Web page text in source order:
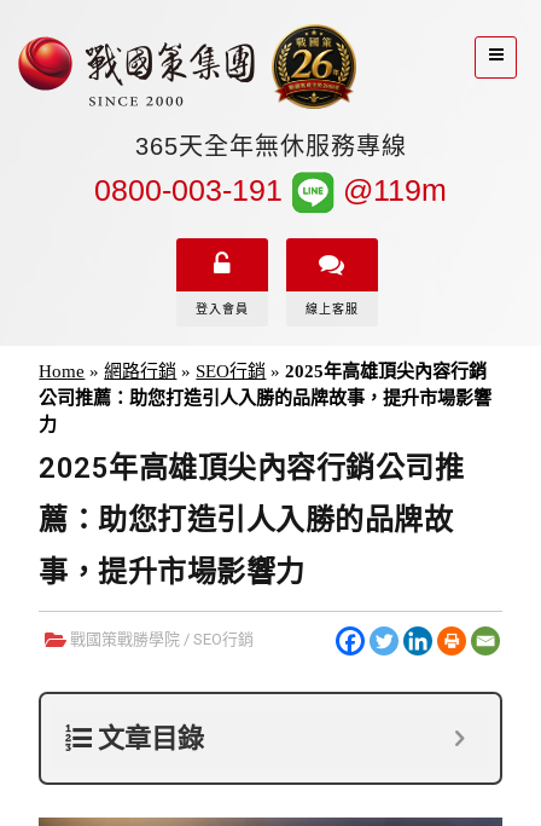
365天全年無休服務專線
0800-003-191 @119m
登入會員 線上客服
Home »網路行銷 » SEO行銷 »2025年高雄頂尖內容行銷
公司推薦：助您打造引人入勝的品牌故事，提升市場影響
力
2025年高雄頂尖內容行銷公司推
薦：助您打造引人入勝的品牌故
事，提升市場影響力
戰國策戰勝學院 /SEO行銷
文章目錄